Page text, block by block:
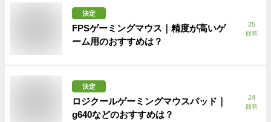
決定
FPSゲーミングマウス｜精度が高いゲ
ーム用のおすすめは？
25
回答
決定
ロジクールゲーミングマウスパッド｜
g640などのおすすめは？
24
回答